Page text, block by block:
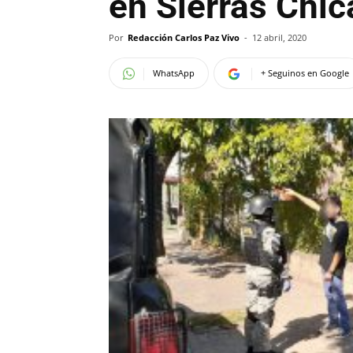
Por Redacción Carlos Paz Vivo - 12 abril, 2020
WhatsApp + Seguinos en Google